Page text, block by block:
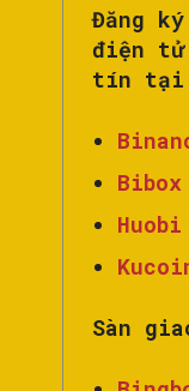
Đăng
điện
tín
Bibox
Huobi
Sàn